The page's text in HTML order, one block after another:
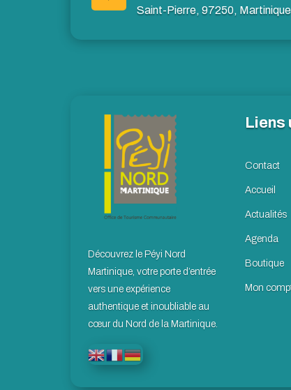
Saint-Pierre, 97250, Martinique
Découvrez le Péyi Nord
Martinique, votre porte d’entrée
vers une expérience
authentique et inoubliable au
cœur du Nord de la Martinique.
Liens
Contact
Accueil
Actualités
Agenda
Boutique
Mon